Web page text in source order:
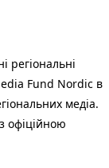
регіональні
Fund Nordic в
медіа.
офіційною